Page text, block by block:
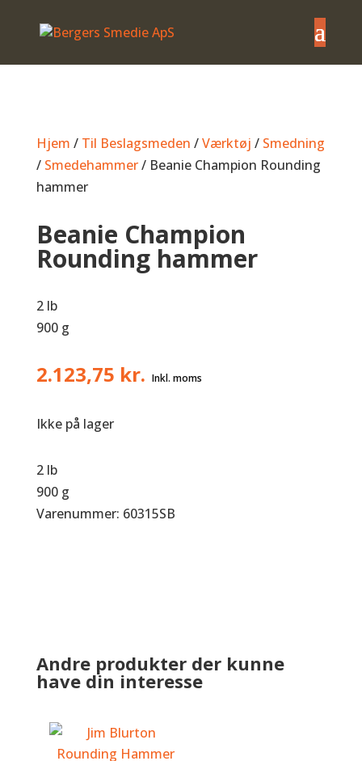
Hjem / Til Beslagsmeden /Værktøj / Smedning
/ Smedehammer/ Beanie Champion Rounding
hammer
Beanie Champion
Rounding hammer
2 lb
900 g
2.123,75 kr.
Ikke på lager
2 lb
900 g
Varenummer: 60315SB
Andre produkter der kunne
have din interesse